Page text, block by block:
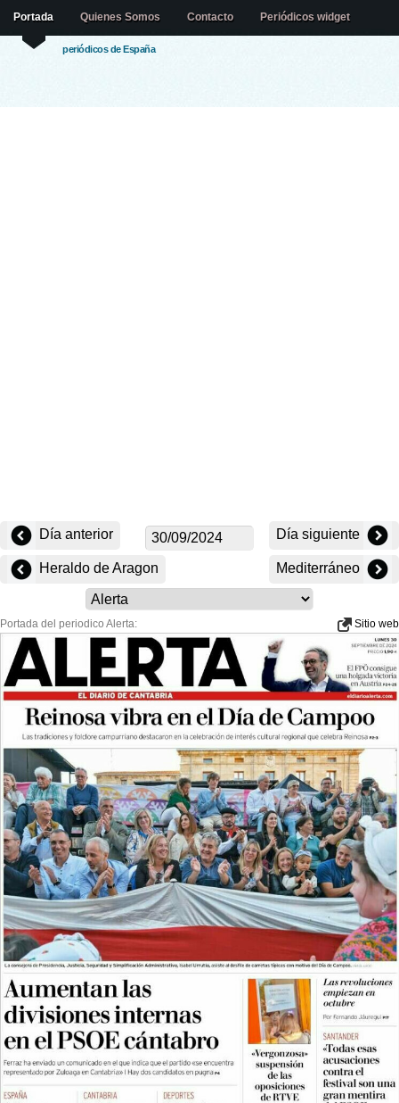
periódicos de España
Portada Quienes Somos Contacto Periódicos widget
Día anterior Día siguiente
Heraldo de Aragon Mediterráneo
Portada del periodico Alerta: Sitio web